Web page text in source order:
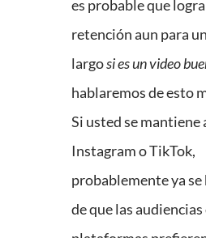
es probable que
retención aun para
largosi es un video
hablaremos de esto
Si usted se mantiene
Instagram o TikTok,
probablemente ya
de que las audiencias